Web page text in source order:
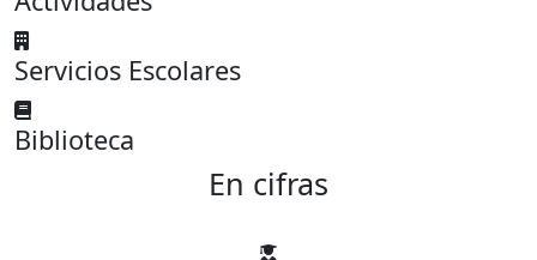
Servicios Escolares
Biblioteca
En cifras